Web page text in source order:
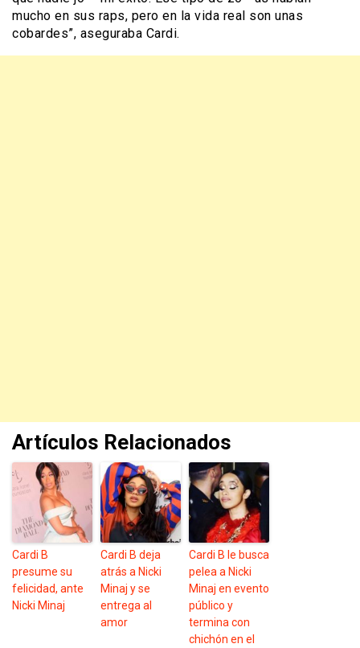
mucho en sus raps, pero en la vida real son unas
cobardes”, aseguraba Cardi.
Artículos Relacionados
Cardi B
presume su
felicidad, ante
Nicki Minaj
Cardi B deja
atrás a Nicki
Minaj y se
entrega al
amor
Cardi B le busca
pelea a Nicki
Minaj en evento
público y
termina con
chichón en el